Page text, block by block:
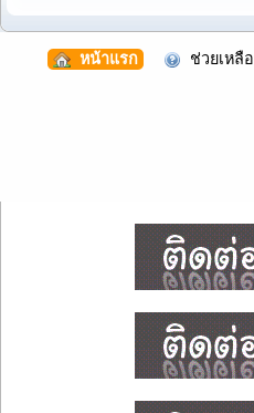
หน้าแรก ช่วยเหลือ